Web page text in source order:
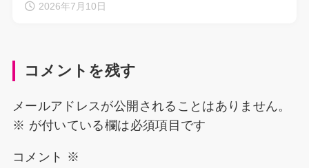
2026年7月10日
コメントを残す
メールアドレスが公開されることはありません。
※ が付いている欄は必須項目です
コメント ※